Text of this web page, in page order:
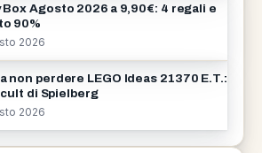
Box Agosto 2026 a 9,90€: 4 regali e
90%
2026
non perdere LEGO Ideas 21370 E.T.:
di Spielberg
2026